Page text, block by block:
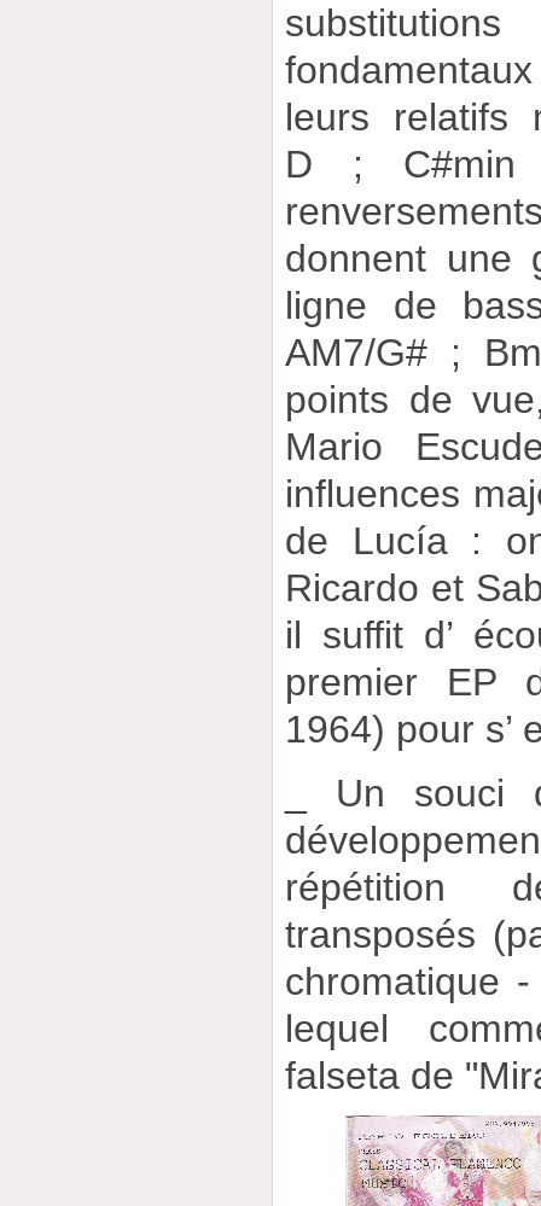
leurs relatifs
D ;
donnent une
ligne de
AM7/G# ;
points de
Mario
influences
de Lucía :
Ricardo et
il suffit d’
premier EP
1964) pour s’
_ Un souci
répétition
transposés
chromatique
lequel
falseta de